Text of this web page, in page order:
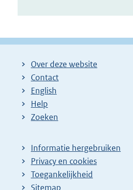
Over deze website
Contact
English
Help
Zoeken
Informatie hergebruiken
Privacy en cookies
Toegankelijkheid
Sitemap